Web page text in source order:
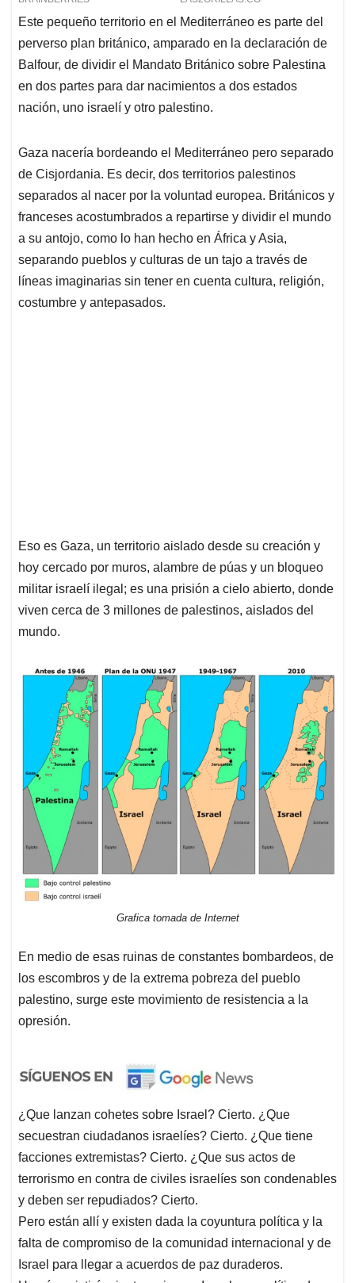
Este pequeño territorio en el Mediterráneo es parte del
perverso plan británico, amparado en la declaración de
Balfour, de dividir el Mandato Británico sobre Palestina
en dos partes para dar nacimientos a dos estados
nación, uno israelí y otro palestino.
Gaza nacería bordeando el Mediterráneo pero separado
de Cisjordania. Es decir, dos territorios palestinos
separados al nacer por la voluntad europea. Británicos y
franceses acostumbrados a repartirse y dividir el mundo
a su antojo, como lo han hecho en África y Asia,
separando pueblos y culturas de un tajo a través de
líneas imaginarias sin tener en cuenta cultura, religión,
costumbre y antepasados.
Eso es Gaza, un territorio aislado desde su creación y
hoy cercado por muros, alambre de púas y un bloqueo
militar israelí ilegal; es una prisión a cielo abierto, donde
viven cerca de 3 millones de palestinos, aislados del
mundo.
Grafica tomada de Internet
En medio de esas ruinas de constantes bombardeos, de
los escombros y de la extrema pobreza del pueblo
palestino, surge este movimiento de resistencia a la
opresión.
¿Que lanzan cohetes sobre Israel? Cierto. ¿Que
secuestran ciudadanos israelíes? Cierto. ¿Que tiene
facciones extremistas? Cierto. ¿Que sus actos de
terrorismo en contra de civiles israelíes son condenables
y deben ser repudiados? Cierto.
Pero están allí y existen dada la coyuntura política y la
falta de compromiso de la comunidad internacional y de
Israel para llegar a acuerdos de paz duraderos.